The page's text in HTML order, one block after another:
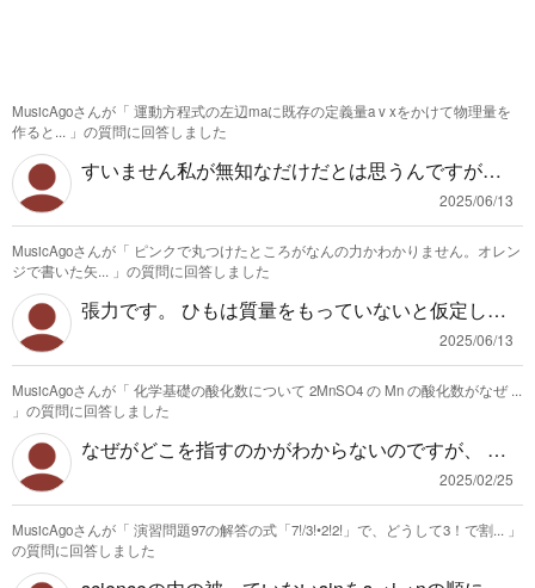
MusicAgoさんが「 運動方程式の左辺maに既存の定義量a v xをかけて物理量を
作ると... 」の質問に回答しました
すいません私が無知なだけだとは思うんですが、
既存の定義量avxとは何の定義量でしょうか。 良
ければこれを疑問に思ったものの出典など教えて
いただければ、一緒に考えることができると思い
ます
2025/06/13
MusicAgoさんが「 ピンクで丸つけたところがなんの力かわかりません。オレン
ジで書いた矢... 」の質問に回答しました
張力です。 ひもは質量をもっていないと仮定して
いて質量m〔kg〕の物質と質量M〔kg〕の物質を
繋いでいます。 質量Mの物体は重力により下に引
かれているので、それを妨げるように張力Tが働い
ています。ひもには質量がないので運動について
無視できて、その力がそのまま質量mの物体に伝
わります。すると質量mの物体は摩擦もないので
右向きに運動を始めます。 作用反作用は接触して
いる2物体にかかるものなので、Mにかかる上向き
の張力を作用とすると、糸にかかる下向きの力(今
2025/06/13
MusicAgoさんが「 化学基礎の酸化数について 2MnSO4 の Mn の酸化数がなぜ ...
」の質問に回答しました
なぜがどこを指すのかがわからないのですが、 ①
何が原因で酸化数が変化したのかという意味であ
れば、Mnの最外殻電子数が2なので、ヨウ素に2つ
電子を放出して安定な状態になっているからで
す。 ②この問題を解くときにどうやって判断する
2025/02/25
MusicAgoさんが「 演習問題97の解答の式「7!/3!•2!2!」で、どうして3！で割... 」
の質問に回答しました